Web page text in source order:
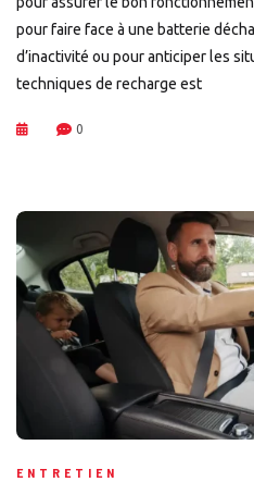
pour faire face à une batterie
d’inactivité ou pour anticiper les
techniques de recharge est
0
ENTRETIEN